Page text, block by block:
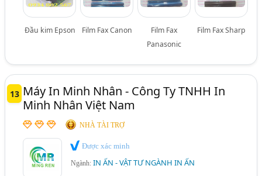
Đầu kim Epson Film Fax Canon
Film Fax
Panasonic
Film Fax Sharp
13 Máy In Minh Nhân - Công Ty TNHH In
Minh Nhân Việt Nam
NHÀ TÀI TRỢ
Được xác minh
Ngành:IN ẤN - VẬT TƯ NGÀNH IN ẤN